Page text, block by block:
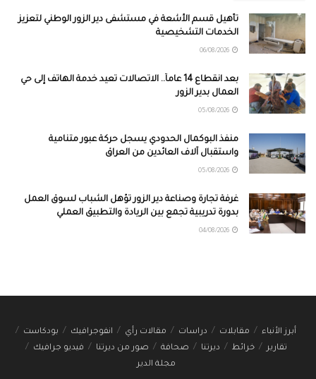
تأهيل قسم الأشعة في مستشفى دير الزور الوطني لتعزيز
الخدمات التشخيصية
بعد انقطاع 14 عاماً.. الاتصالات تعيد خدمة الهاتف إلى حي
العمال بدير الزور
منفذ البوكمال الحدودي يسجل حركة عبور متنامية
واستقبال آلاف العائدين من العراق
غرفة تجارة وصناعة دير الزور تؤهل الشباب لسوق العمل
بدورة تدريبية تجمع بين الريادة والتطبيق العملي
أبرز الأنباء مقابلات دراسات مقالات رأي انفوجرافيك
بودكاست
تقارير
خرائط ديرتنا صحافة صور من ديرتنا
فيديو جرافيك
مجلة الدير